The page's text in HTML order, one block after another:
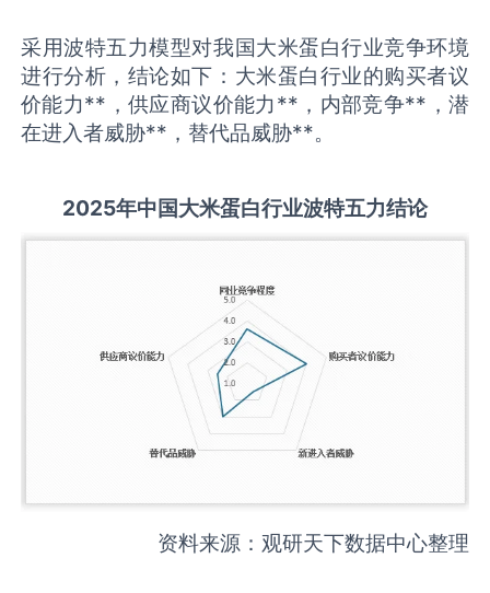
采用波特五力模型对我国大米蛋白行业竞争环境
进行分析，结论如下：大米蛋白行业的购买者议
价能力**，供应商议价能力**，内部竞争**，潜
在进入者威胁**，替代品威胁**。
2025年中国大米蛋白行业波特五力结论
资料来源：观研天下数据中心整理